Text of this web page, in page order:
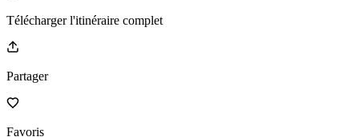
Télécharger l'itinéraire complet
Partager
Favoris